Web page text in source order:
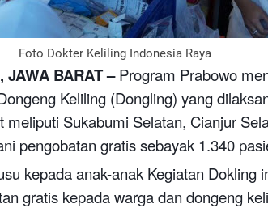
Foto Dokter Keliling Indonesia Raya
JAWA BARAT –Program Prabowo
Keliling (Dongling) yang
meliputi Sukabumi Selatan, Cianjur
pengobatan gratis sebayak 1.340
kepada anak-anak Kegiatan Dokling
gratis kepada warga dan dongeng